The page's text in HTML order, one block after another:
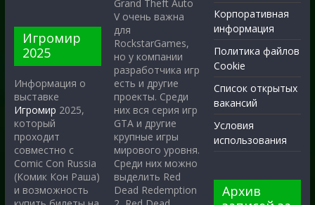
Игромир
2025
Информация о
выставке
Игромир 2025,
который
проходит
совместно с
Comic Con Russia
(Комик Кон Раша)
и возможность
Grand Theft Auto
V очень важна
для
RockstarGames,
но у компании
разработчика игр
есть и другие
проекты. Среди
них вся серия игр
GTA и другие
крупные игры
мирового уровня.
Среди них можно
выделить Red
Dead Redemption
Корпоративная
информация
Политика файлов
Cookie
Список открытых
вакансий
Условия
использования
Архив